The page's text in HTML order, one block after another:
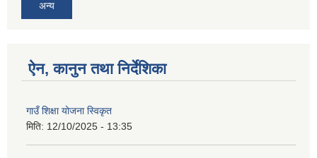
अन्य
ऐन, कानुन तथा निर्देशिका
गाउँ शिक्षा योजना स्विकृत
मिति: 12/10/2025 - 13:35